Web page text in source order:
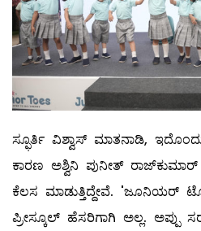
ಸ್ಫೂರ್ತಿ ವಿಶ್ವಾಸ್ ಮಾತನಾಡಿ,
ಕಾರಣ ಅಶ್ವಿನಿ ಪುನೀತ್
ಕೆಲಸ ಮಾಡುತ್ತಿದ್ದೇವೆ. 'ಜೂನಿಯರ್
ಪ್ರೀಸ್ಕೂಲ್ ಹೆಸರಿಗಾಗಿ ಅಲ್ಲ. ಅಪ್ಪು